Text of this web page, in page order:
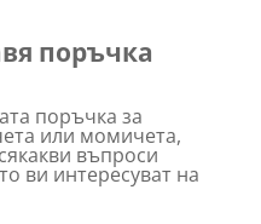
поръчка
поръчка за
или момичета,
въпроси
ви интересуват на